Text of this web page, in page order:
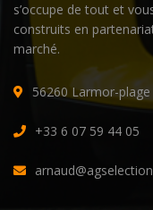
s’occupe de tout et
construits en
marché.
56260 Larmor-plage
+33 6 07 59 44 05